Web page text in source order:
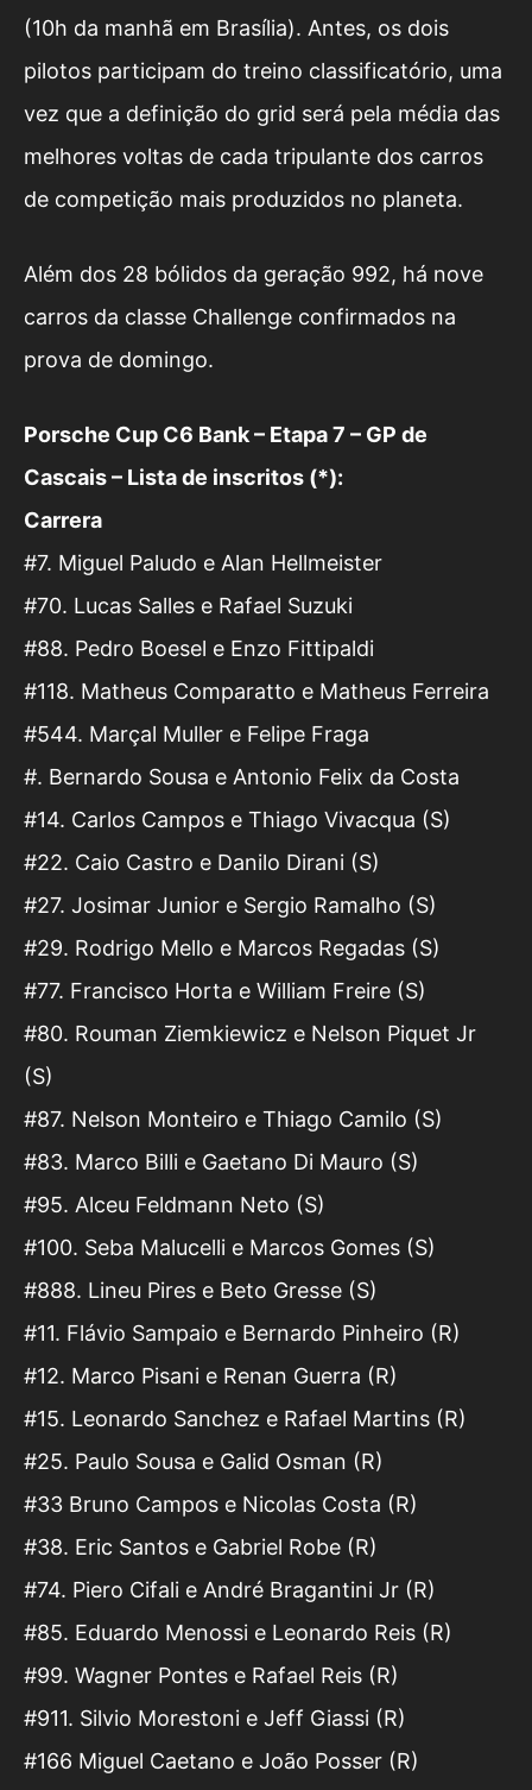
(10h da manhã em Brasília). Antes, os dois
pilotos participam do treino classificatório, uma
vez que a definição do grid será pela média das
melhores voltas de cada tripulante dos carros
de competição mais produzidos no planeta.
Além dos 28 bólidos da geração 992, há nove
carros da classe Challenge confirmados na
prova de domingo.
Porsche Cup C6 Bank – Etapa 7 – GP de
Cascais – Lista de inscritos (*):
Carrera
#7. Miguel Paludo e Alan Hellmeister
#70. Lucas Salles e Rafael Suzuki
#88. Pedro Boesel e Enzo Fittipaldi
#118. Matheus Comparatto e Matheus Ferreira
#544. Marçal Muller e Felipe Fraga
#. Bernardo Sousa e Antonio Felix da Costa
#14. Carlos Campos e Thiago Vivacqua (S)
#22. Caio Castro e Danilo Dirani (S)
#27. Josimar Junior e Sergio Ramalho (S)
#29. Rodrigo Mello e Marcos Regadas (S)
#77. Francisco Horta e William Freire (S)
#80. Rouman Ziemkiewicz e Nelson Piquet Jr
(S)
#87. Nelson Monteiro e Thiago Camilo (S)
#83. Marco Billi e Gaetano Di Mauro (S)
#95. Alceu Feldmann Neto (S)
#100. Seba Malucelli e Marcos Gomes (S)
#888. Lineu Pires e Beto Gresse (S)
#11. Flávio Sampaio e Bernardo Pinheiro (R)
#12. Marco Pisani e Renan Guerra (R)
#15. Leonardo Sanchez e Rafael Martins (R)
#25. Paulo Sousa e Galid Osman (R)
#33 Bruno Campos e Nicolas Costa (R)
#38. Eric Santos e Gabriel Robe (R)
#74. Piero Cifali e André Bragantini Jr (R)
#85. Eduardo Menossi e Leonardo Reis (R)
#99. Wagner Pontes e Rafael Reis (R)
#911. Silvio Morestoni e Jeff Giassi (R)
#166 Miguel Caetano e João Posser (R)